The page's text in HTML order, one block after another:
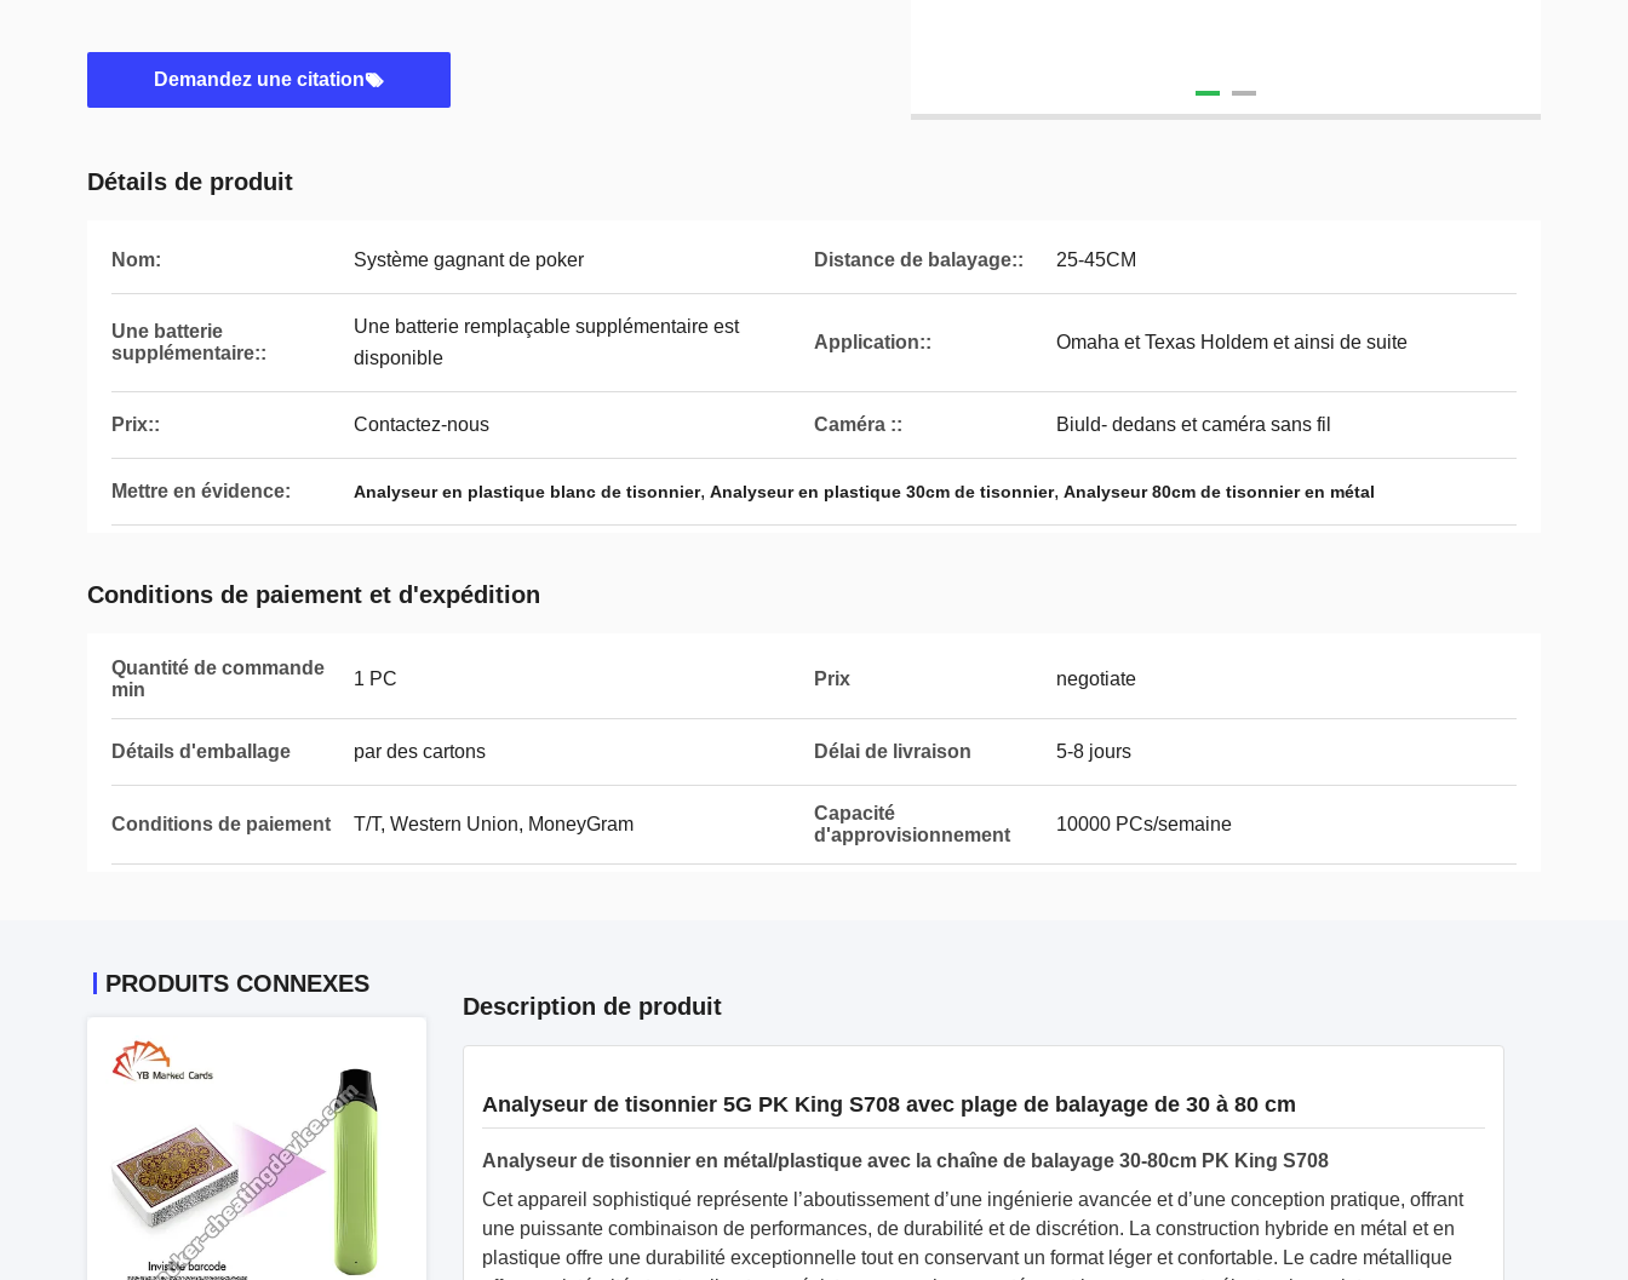
Demandez une citation
Détails de produit
Nom: Système gagnant de poker Distance de balayage:: 25-45CM
Une batterie
supplémentaire::
Une batterie remplaçable supplémentaire est
disponible
Application:: Omaha et Texas Holdem et ainsi de suite
Prix:: Contactez-nous Caméra :: Biuld- dedans et caméra sans fil
Mettre en évidence: Analyseur en plastique blanc de tisonnier, Analyseur en plastique 30cm de tisonnier, Analyseur 80cm de tisonnier en métal
Conditions de paiement et d'expédition
Quantité de commande
min
1 PC Prix negotiate
Détails d'emballage par des cartons Délai de livraison 5-8 jours
Conditions de paiement T/T, Western Union, MoneyGram
Capacité
d'approvisionnement
10000 PCs/semaine
PRODUITS CONNEXES
Description de produit
Analyseur de tisonnier 5G PK King S708 avec plage de balayage de 30 à 80 cm
Analyseur de tisonnier en métal/plastique avec la chaîne de balayage 30-80cm PK King S708
Cet appareil sophistiqué représente l’aboutissement d’une ingénierie avancée et d’une conception pratique, offrant
une puissante combinaison de performances, de durabilité et de discrétion. La construction hybride en métal et en
plastique offre une durabilité exceptionnelle tout en conservant un format léger et confortable. Le cadre métallique